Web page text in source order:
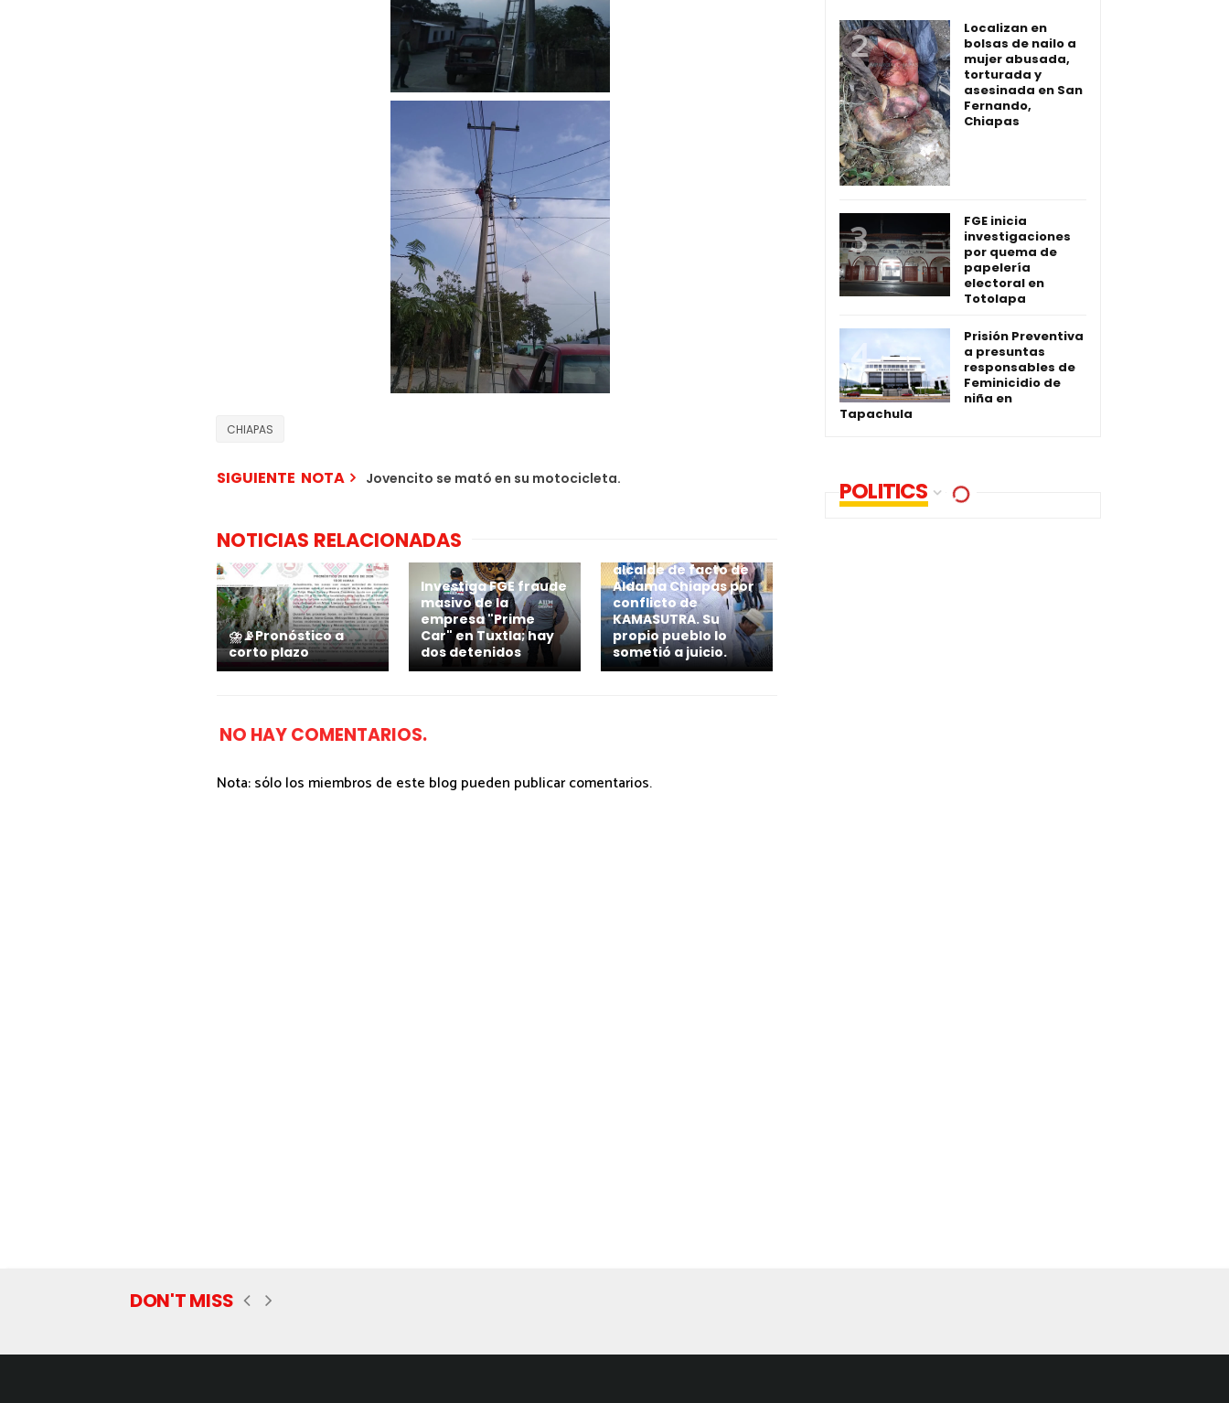
CHIAPAS
SIGUIENTE NOTA Jovencito se mató en su motocicleta.
NOTICIAS RELACIONADAS
⛈️📡Pronóstico a
corto plazo
Investiga FGE fraude
masivo de la
empresa "Prime
Car" en Tuxtla; hay
dos detenidos
alcalde de facto de
Aldama Chiapas por
conflicto de
KAMASUTRA. Su
propio pueblo lo
sometió a juicio.
NO HAY COMENTARIOS.
Nota: sólo los miembros de este blog pueden publicar comentarios.
Localizan en
bolsas de nailo a
mujer abusada,
torturada y
asesinada en San
Fernando,
Chiapas
FGE inicia
investigaciones
por quema de
papelería
electoral en
Totolapa
Prisión Preventiva
a presuntas
responsables de
Feminicidio de
niña en
Tapachula
POLITICS
DON'T MISS